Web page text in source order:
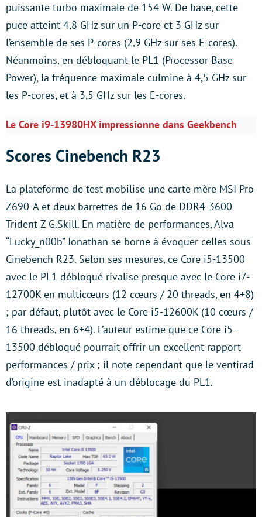
puissante turbo maximale de 154 W. De base, cette
puce atteint 4,8 GHz sur un P-core et 3 GHz sur
l’ensemble de ses P-cores (2,9 GHz sur ses E-cores).
Néanmoins, en débloquant le PL1 (Processor Base
Power), la fréquence maximale culmine à 4,5 GHz sur
les P-cores, et à 3,5 GHz sur les E-cores.
Le Core i9-13980HX impressionne dans Geekbench
Scores Cinebench R23
La plateforme de test mobilise une carte mère MSI Pro
Z690-A et deux barrettes de 16 Go de DDR4-3600
Trident Z G.Skill. En matière de performances, Alva
“Lucky_n00b” Jonathan se borne à évoquer celles sous
Cinebench R23. Selon ses mesures, ce Core i5-13500
avec le PL1 débloqué rivalise presque avec le Core i7-
12700K en multicœurs (12 cœurs / 20 threads, en 4+8)
; par défaut, plutôt avec le Core i5-12600K (10 cœurs /
16 threads, en 6+4). L’auteur estime que ce Core i5-
13500 débloqué pourrait offrir un excellent rapport
performances / prix ; il note cependant que le ventirad
d’origine est inadapté à un déblocage du PL1.